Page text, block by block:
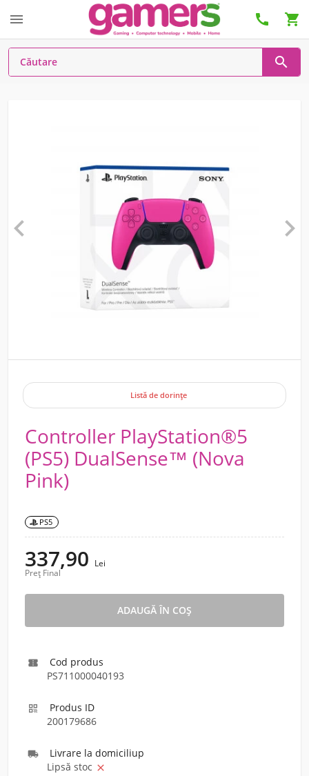
  

 
Listă de dorințe
Controller PlayStation®5
(PS5) DualSense™ (Nova
Pink)
PS5
337,90 Lei
Preț Final

Cod produs
PS711000040193

Produs ID
200179686
 Livrare la domiciliup
Lipsă stoc 